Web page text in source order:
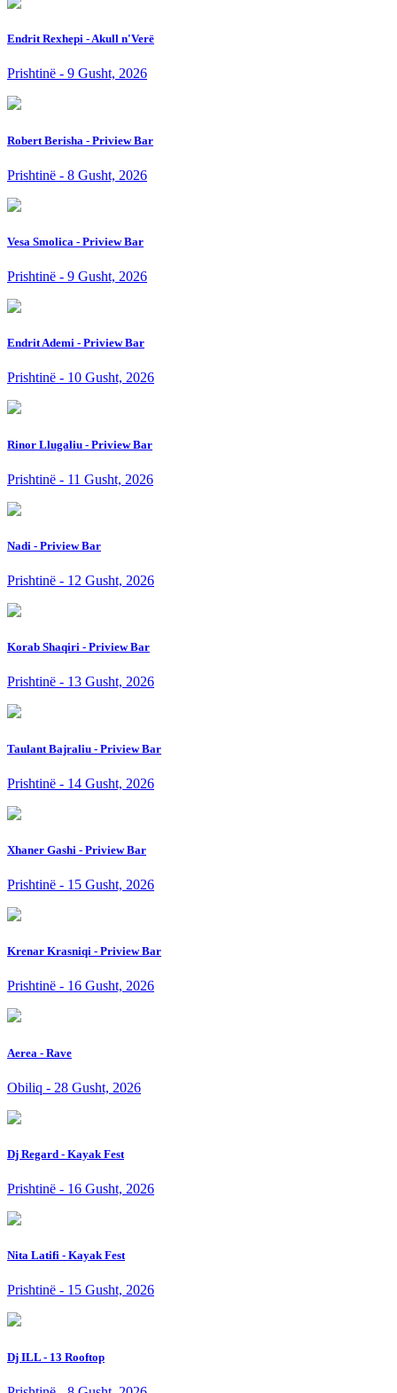
Endrit Rexhepi - Akull n'Verë
Prishtinë - 9 Gusht, 2026
Robert Berisha - Priview Bar
Prishtinë - 8 Gusht, 2026
Vesa Smolica - Priview Bar
Prishtinë - 9 Gusht, 2026
Endrit Ademi - Priview Bar
Prishtinë - 10 Gusht, 2026
Rinor Llugaliu - Priview Bar
Prishtinë - 11 Gusht, 2026
Nadi - Priview Bar
Prishtinë - 12 Gusht, 2026
Korab Shaqiri - Priview Bar
Prishtinë - 13 Gusht, 2026
Taulant Bajraliu - Priview Bar
Prishtinë - 14 Gusht, 2026
Xhaner Gashi - Priview Bar
Prishtinë - 15 Gusht, 2026
Krenar Krasniqi - Priview Bar
Prishtinë - 16 Gusht, 2026
Aerea - Rave
Obiliq - 28 Gusht, 2026
Dj Regard - Kayak Fest
Prishtinë - 16 Gusht, 2026
Nita Latifi - Kayak Fest
Prishtinë - 15 Gusht, 2026
Dj ILL - 13 Rooftop